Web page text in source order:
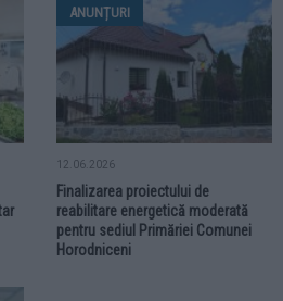
ANUNȚURI
12.06.2026
Finalizarea proiectului de
reabilitare energetică moderată
pentru sediul Primăriei Comunei
Horodniceni